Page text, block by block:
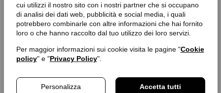
cui utilizzi il nostro sito con i nostri partner che si occupano
di analisi dei dati web, pubblicità e social media, i quali
potrebbero combinarle con altre informazioni che hai fornito
loro o che hanno raccolto dal tuo utilizzo dei loro servizi.
Per maggior informazioni sui cookie visita le pagine "Cookie
policy" e "Privacy Policy".
Personalizza Accetta tutti
Mikroperforierter Dreiwegeschlauch für Strahl- oder Imprägnierungsbewässerung